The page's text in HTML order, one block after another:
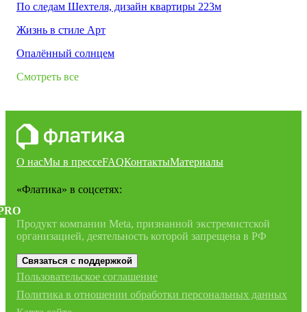
По следам Шехтеля, дизайн квартиры 223м
Жизнь в стиле Арт
Опалённый солнцем
Смотреть все
О насМы в прессеFAQКонтактыМатериалы
«Флатика» в соцсетях:
Продукт компании Meta, признанной экстремистской
организацией, деятельность которой запрещена в РФ
Связаться с поддержкой
Пользовательское соглашение
Политика в отношении обработки персональных данных